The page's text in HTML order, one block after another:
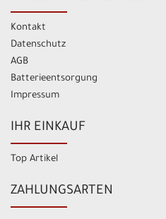
Kontakt
Datenschutz
AGB
Batterieentsorgung
Impressum
IHR EINKAUF
Top Artikel
ZAHLUNGSARTEN